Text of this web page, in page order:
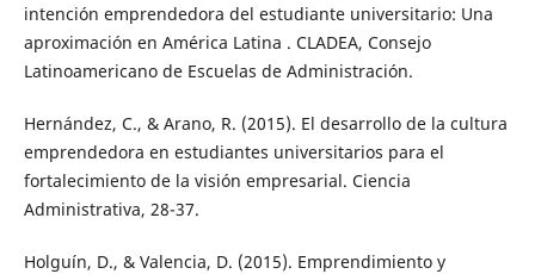
intención emprendedora del estudiante universitario: Una
aproximación en América Latina . CLADEA, Consejo
Latinoamericano de Escuelas de Administración.
Hernández, C., & Arano, R. (2015). El desarrollo de la cultura
emprendedora en estudiantes universitarios para el
fortalecimiento de la visión empresarial. Ciencia
Administrativa, 28-37.
Holguín, D., & Valencia, D. (2015). Emprendimiento y